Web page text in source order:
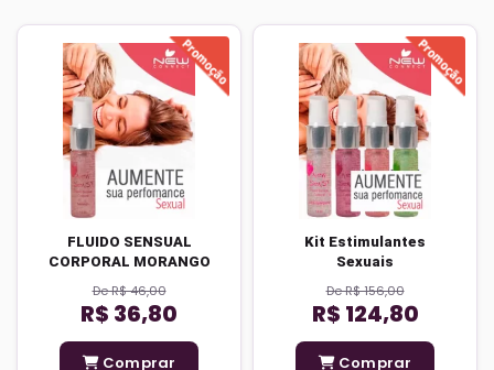
FLUIDO SENSUAL
CORPORAL MORANGO
De R$ 46,00
R$ 36,80
Comprar
Kit Estimulantes
Sexuais
De R$ 156,00
R$ 124,80
Comprar